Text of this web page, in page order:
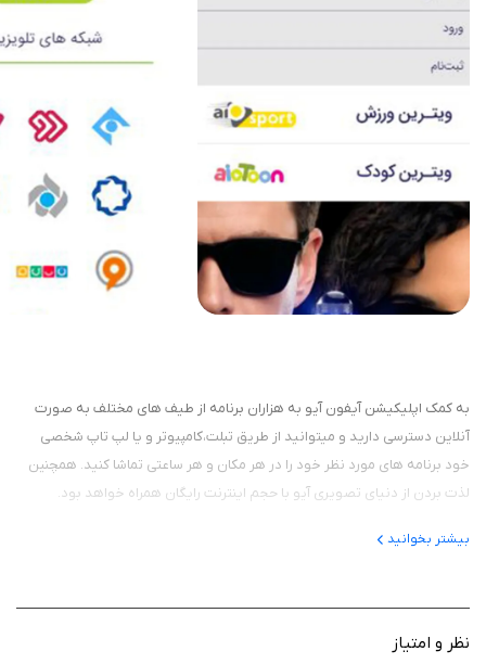
به کمک اپلیکیشن آیفون آیو به هزاران برنامه از طیف های مختلف به صورت
آنلاین دسترسی دارید و میتوانید از طریق تبلت،کامپیوتر و یا لپ تاپ شخصی
خود برنامه های مورد نظر خود را در هر مکان و هر ساعتی تماشا کنید. همچنین
لذت بردن از دنیای تصویری آیو با حجم اینترنت رایگان همراه خواهد بود.
بیشتر بخوانید
نظر و امتیاز